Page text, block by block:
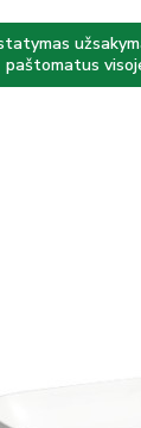
paštomatus